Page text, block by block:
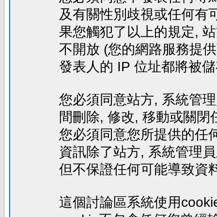
及有關性別歧視或任何有
果您觸犯了以上的規定,
不開放 (您的網路服務提
發表人的 IP 位址都將被
您必須同意站方, 系統管
間刪除, 修改, 移動或關
您必須同意您所提供的任
資訊除了站方, 系統管理
但不保證任何可能導致資
這個討論區系統使用